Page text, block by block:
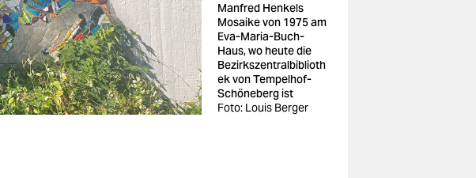
Manfred Henkels
Mosaike von 1975 am
Eva-Maria-Buch-
Haus, wo heute die
Bezirkszentralbiblioth
ek von Tempelhof-
Schöneberg ist
Foto: Louis Berger